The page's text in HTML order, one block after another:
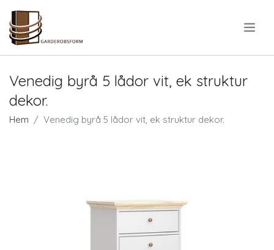
Venedig byrå 5 lådor vit, ek struktur
dekor.
Hem Venedig byrå 5 lådor vit, ek struktur dekor.